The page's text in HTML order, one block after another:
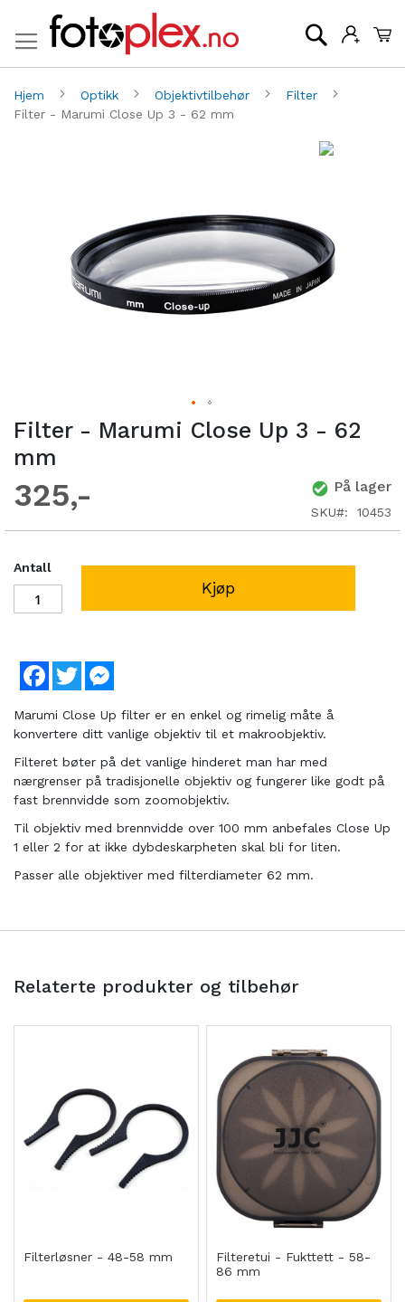
Søk
Hjem Optikk Objektivtilbehør
Filter
Filter - Marumi Close Up 3 - 62 mm
Filter - Marumi Close Up 3 - 62
mm
325 På lager
SKU 10453
Antall
Kjøp
Facebook
Twitter
Marumi Close Up filter er en enkel og rimelig måte å
konvertere ditt vanlige objektiv til et makroobjektiv.
Filteret bøter på det vanlige hinderet man har med
nærgrenser på tradisjonelle objektiv og fungerer like godt på
fast brennvidde som zoomobjektiv.
Til objektiv med brennvidde over 100 mm anbefales Close Up
1 eller 2 for at ikke dybdeskarpheten skal bli for liten.
Passer alle objektiver med filterdiameter 62 mm.
Relaterte produkter og tilbehør
Filterløsner - 48-58 mm
Filteretui - Fukttett - 58-
86 mm